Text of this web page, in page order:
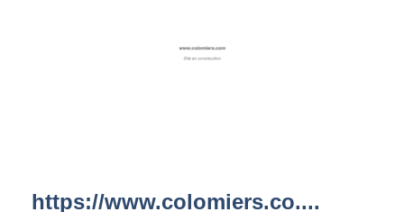
https://www.colomiers.co....